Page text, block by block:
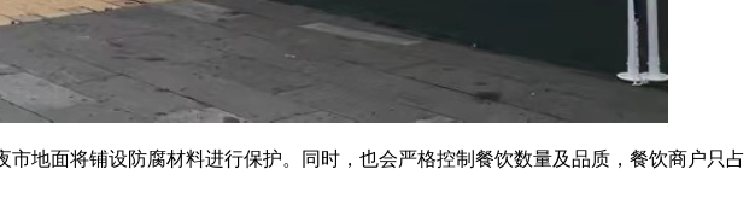
面将铺设防腐材料进行保护。同时，也会严格控制餐饮数量及品质，餐饮商户只占